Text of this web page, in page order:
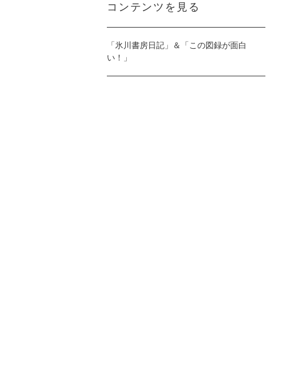
コンテンツを見る
「氷川書房日記」＆「この図録が面白
い！」